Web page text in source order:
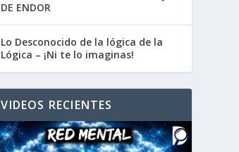
DE ENDOR
Lo Desconocido de la lógica de la
Lógica – ¡Ni te lo imaginas!
VIDEOS RECIENTES